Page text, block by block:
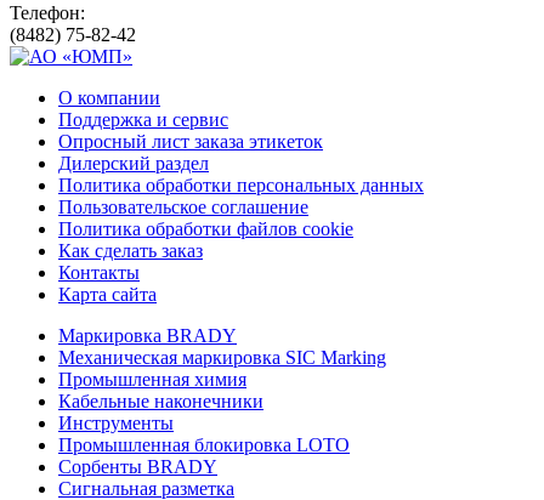
Телефон:
(8482) 75-82-42
О компании
Поддержка и сервис
Опросный лист заказа этикеток
Дилерский раздел
Политика обработки персональных данных
Пользовательское соглашение
Политика обработки файлов cookie
Как сделать заказ
Контакты
Карта сайта
Маркировка BRADY
Механическая маркировка SIC Marking
Промышленная химия
Кабельные наконечники
Инструменты
Промышленная блокировка LOTO
Сорбенты BRADY
Сигнальная разметка